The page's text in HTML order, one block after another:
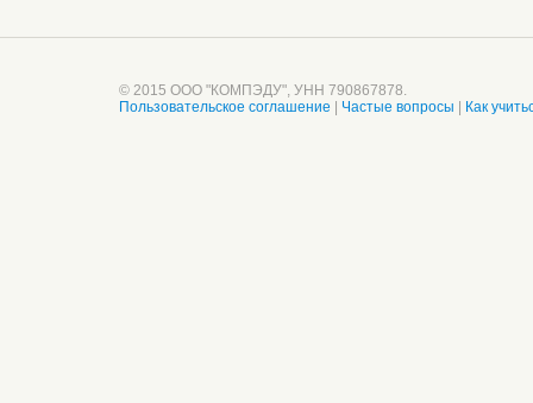
© 2015 ООО "КОМПЭДУ", УНН 790867878.
Пользовательское соглашение
Частые вопросы Как